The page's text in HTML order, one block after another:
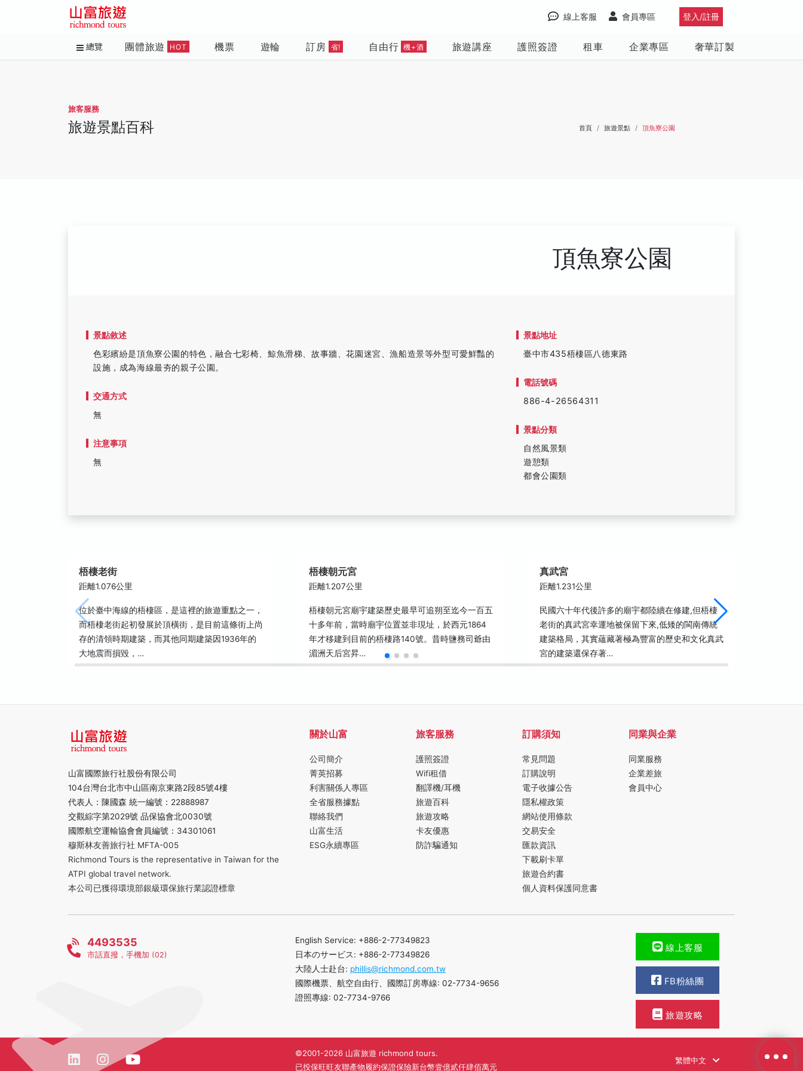
登入/註冊
會員專區
線上客服
總覽 團體旅遊 HOT 機票 遊輪 訂房 省! 自由行 機+酒 旅遊講座 護照簽證 租車 企業專區 奢華訂製
旅客服務
旅遊景點百科 首頁 旅遊景點 頂魚寮公園
頂魚寮公園
景點敘述
色彩繽紛是頂魚寮公園的特色，融合七彩椅、鯨魚滑梯、故事牆、花園迷宮、漁船造景等外型可愛鮮豔的
設施，成為海線最夯的親子公園。
交通方式
無
注意事項
無
景點地址
臺中市435梧棲區八德東路
電話號碼
886-4-26564311
景點分類
自然風景類
遊憩類
都會公園類
梧棲老街
距離1.076公里
位於臺中海線的梧棲區，是這裡的旅遊重點之一，
而梧棲老街起初發展於頂橫街，是目前這條街上尚
存的清領時期建築，而其他同期建築因1936年的
大地震而損毀，…
梧棲朝元宮
距離1.207公里
梧棲朝元宮廟宇建築歷史最早可追朔至迄今一百五
十多年前，當時廟宇位置並非現址，於西元1864
年才移建到目前的梧棲路140號。昔時鹽務司爺由
湄洲天后宮昇…
真武宮
距離1.231公里
民國六十年代後許多的廟宇都陸續在修建,但梧棲
老街的真武宮幸運地被保留下來,低矮的閩南傳統
建築格局，其實蘊藏著極為豐富的歷史和文化真武
宮的建築還保存著…
山富國際旅行社股份有限公司
104台灣台北市中山區南京東路2段85號4樓
代表人：陳國森 統一編號：22888987
交觀綜字第2029號 品保協會北0030號
國際航空運輸協會會員編號：34301061
穆斯林友善旅行社 MFTA-005
Richmond Tours is the representative in Taiwan for the
ATPI global travel network.
本公司已獲得環境部銀級環保旅行業認證標章
關於山富
公司簡介
菁英招募
利害關係人專區
全省服務據點
聯絡我們
山富生活
ESG永續專區
旅客服務
護照簽證
Wifi租借
翻譯機/耳機
旅遊百科
旅遊攻略
卡友優惠
防詐騙通知
訂購須知
常見問題
訂購說明
電子收據公告
隱私權政策
網站使用條款
交易安全
匯款資訊
下載刷卡單
旅遊合約書
個人資料保護同意書
同業與企業
同業服務
企業差旅
會員中心
4493535
市話直撥，手機加 (02)
English Service: +886-2-77349823
日本のサービス: +886-2-77349826
大陸人士赴台: phillis@richmond.com.tw
國際機票、航空自由行、國際訂房專線: 02-7734-9656
證照專線: 02-7734-9766
線上客服
FB粉絲團
旅遊攻略
©2001-2026 山富旅遊 richmond tours.
已投保旺旺友聯產物履約保證保險新台幣壹億貳仟肆佰萬元
繁體中文